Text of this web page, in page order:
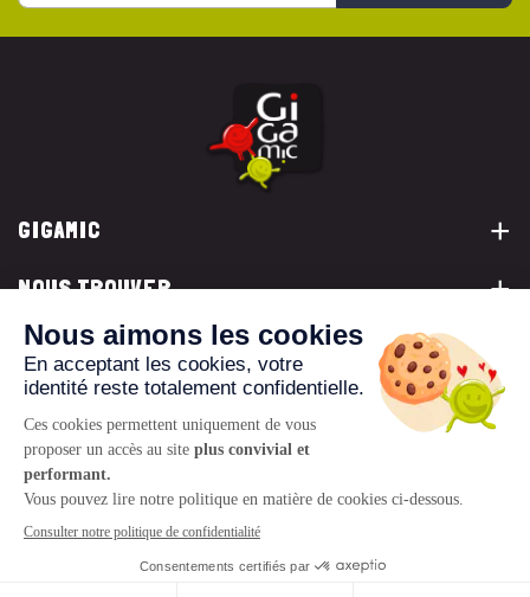
GIGAMIC
NOUS TROUVER
VOUS ÊTES...
NOUS CONTACTER
© 2026 www.gigamic.com
Mentions légales
Politique de confidentialité